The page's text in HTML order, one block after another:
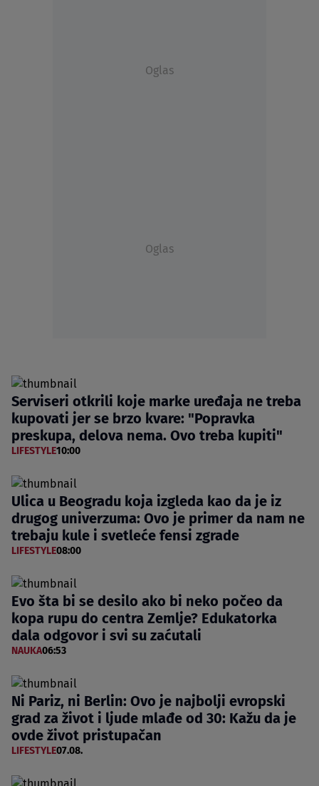
Oglas
Oglas
Serviseri otkrili koje marke uređaja ne treba
kupovati jer se brzo kvare: "Popravka
preskupa, delova nema. Ovo treba kupiti"
LIFESTYLE10:00
Ulica u Beogradu koja izgleda kao da je iz
drugog univerzuma: Ovo je primer da nam ne
trebaju kule i svetleće fensi zgrade
LIFESTYLE08:00
Evo šta bi se desilo ako bi neko počeo da
kopa rupu do centra Zemlje? Edukatorka
dala odgovor i svi su zaćutali
NAUKA06:53
Ni Pariz, ni Berlin: Ovo je najbolji evropski
grad za život i ljude mlađe od 30: Kažu da je
ovde život pristupačan
LIFESTYLE07.08.